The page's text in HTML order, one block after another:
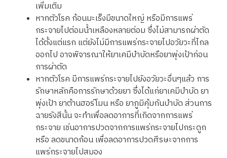
เพิ่มเติม
หากตัวโรค ก้อนมะเร็งมีขนาดใหญ่ หรือมีการแพร่
กระจายไปต่อมน้ำเหลืองหลายต่อม ซึ่งไม่สามารถผ่าตัด
ได้ตั้งแต่แรก แต่ยังไม่มีการแพร่กระจายไปอวัยวะที่ไกล
ออกไป อาจพิจารณาให้ยาเคมีบำบัดหรือยาพุ่งเป้าก่อน
การผ่าตัด
หากตัวโรค มีการแพร่กระจายไปยังอวัยวะอื่นๆแล้ว การ
รักษาหลักคือการรักษาด้วยยา ซึ่งได้แก่ยาเคมีบำบัด ยา
พุ่งเป้า ยาต้านฮอร์โมน หรือ ยาภูมิคุ้มกันบำบัด ส่วนการ
ฉายรังสีนั้น จะทำเพื่อลดอาการที่เกิดจากการแพร่
กระจาย เช่นอาการปวดจากการแพร่กระจายไปกระดูก
หรือ ลดขนาดก้อน เพื่อลดอาการปวดศีรษะจากการ
แพร่กระจายไปสมอง